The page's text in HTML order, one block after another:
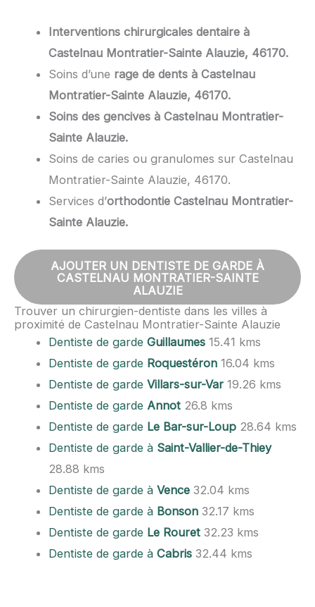
Interventions chirurgicales dentaire à
Castelnau Montratier-Sainte Alauzie, 46170.
Soins d’une rage de dents à Castelnau
Montratier-Sainte Alauzie, 46170.
Soins des gencives à Castelnau Montratier-
Sainte Alauzie.
Soins de caries ou granulomes sur Castelnau
Montratier-Sainte Alauzie, 46170.
Services d’orthodontie Castelnau Montratier-
Sainte Alauzie.
AJOUTER UN DENTISTE DE GARDE À
CASTELNAU MONTRATIER-SAINTE
ALAUZIE
Trouver un chirurgien-dentiste dans les villes à
proximité de Castelnau Montratier-Sainte Alauzie
Dentiste de gardeGuillaumes 15.41 kms
Dentiste de garde Roquestéron 16.04 kms
Dentiste de gardeVillars-sur-Var 19.26 kms
Dentiste de garde Annot 26.8 kms
Dentiste de garde Le Bar-sur-Loup 28.64 kms
Dentiste de garde à Saint-Vallier-de-Thiey
28.88 kms
Dentiste de garde àVence 32.04 kms
Dentiste de garde à Bonson 32.17 kms
Dentiste de garde Le Rouret 32.23 kms
Dentiste de garde àCabris 32.44 kms